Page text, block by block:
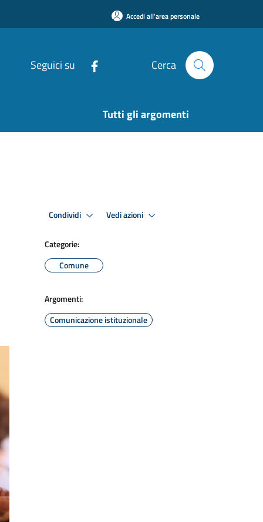
Accedi all'area personale
Seguici su Cerca
Tutti gli argomenti
Condividi Vedi azioni
Categorie:
Comune
Argomenti:
Comunicazione istituzionale